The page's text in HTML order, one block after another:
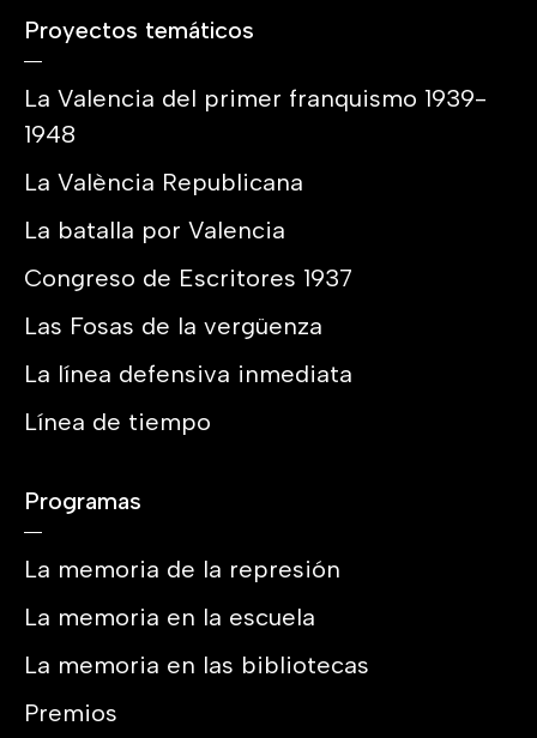
Proyectos temáticos
La Valencia del primer franquismo 1939-
1948
La València Republicana
La batalla por Valencia
Congreso de Escritores 1937
Las Fosas de la vergüenza
La línea defensiva inmediata
Línea de tiempo
Programas
La memoria de la represión
La memoria en la escuela
La memoria en las bibliotecas
Premios